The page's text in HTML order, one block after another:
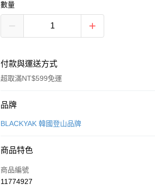
數量
付款與運送方式
超取滿NT$599免運
付款方式
信用卡一次付款
Apple Pay
品牌
BLACKYAK 韓國登山品牌
商品特色
商品編號
11774927